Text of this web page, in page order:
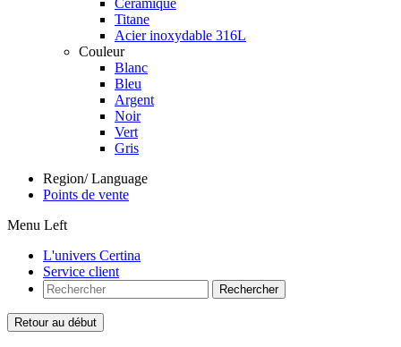
Titane
Acier inoxydable 316L
Couleur
Blanc
Bleu
Argent
Noir
Vert
Gris
Region/ Language
Points de vente
Menu Left
L'univers Certina
Service client
Rechercher
Retour au début